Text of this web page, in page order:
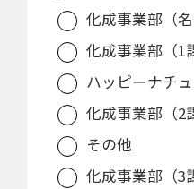
化成事業部（名
化成事業部（1
ハッピーナチ
化成事業部（2
その他
化成事業部（3